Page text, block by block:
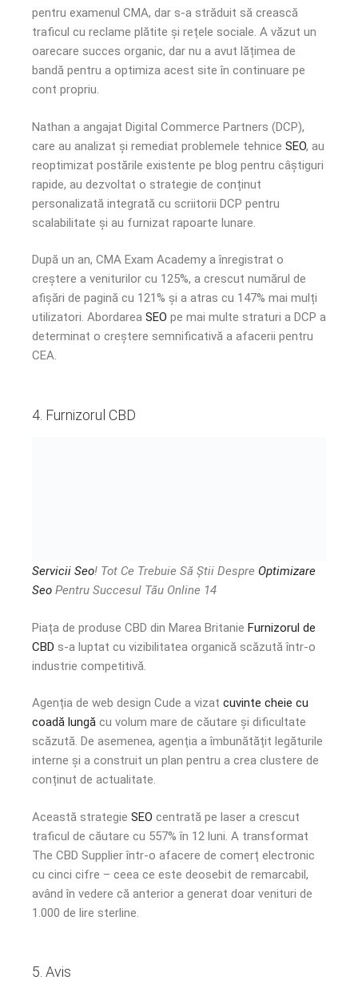
pentru examenul CMA, dar s-a străduit să crească
traficul cu reclame plătite și rețele sociale. A văzut un
oarecare succes organic, dar nu a avut lățimea de
bandă pentru a optimiza acest site în continuare pe
cont propriu.
Nathan a angajat Digital Commerce Partners (DCP),
care au analizat și remediat problemele tehnice SEO, au
reoptimizat postările existente pe blog pentru câștiguri
rapide, au dezvoltat o strategie de conținut
personalizată integrată cu scriitorii DCP pentru
scalabilitate și au furnizat rapoarte lunare.
După un an, CMA Exam Academy a înregistrat o
creștere a veniturilor cu 125%, a crescut numărul de
afișări de pagină cu 121% și a atras cu 147% mai mulți
utilizatori. Abordarea SEO pe mai multe straturi a DCP a
determinat o creștere semnificativă a afacerii pentru
CEA.
4. Furnizorul CBD
Servicii Seo! Tot Ce Trebuie Să Știi Despre Optimizare
Seo Pentru Succesul Tău Online 14
Piața de produse CBD din Marea Britanie Furnizorul de
CBD s-a luptat cu vizibilitatea organică scăzută într-o
industrie competitivă.
Agenția de web design Cude a vizat cuvinte cheie cu
coadă lungă cu volum mare de căutare și dificultate
scăzută. De asemenea, agenția a îmbunătățit legăturile
interne și a construit un plan pentru a crea clustere de
conținut de actualitate.
Această strategie SEO centrată pe laser a crescut
traficul de căutare cu 557% în 12 luni. A transformat
The CBD Supplier într-o afacere de comerț electronic
cu cinci cifre – ceea ce este deosebit de remarcabil,
având în vedere că anterior a generat doar venituri de
1.000 de lire sterline.
5. Avis